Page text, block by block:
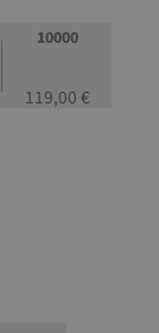
10000
119,00 €